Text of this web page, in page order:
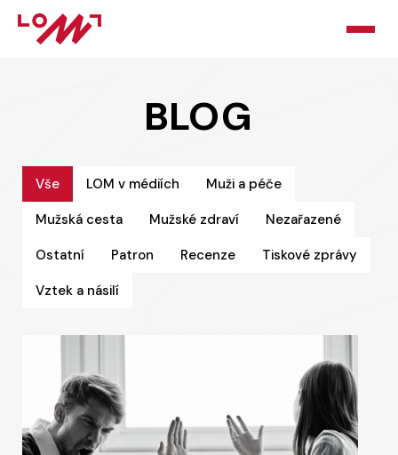
KURZY
PORADNA
PODPOŘTE NÁS
BLOG
Vše LOM v médiích
Muži a péče
Mužská cesta
Mužské zdraví
Nezařazené
Ostatní
Patron Recenze
Tiskové zprávy
Vztek a násilí